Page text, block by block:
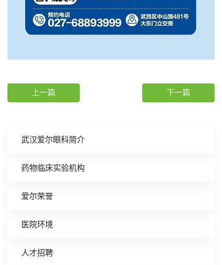
武汉爱尔眼科简介
药物临床实验机构
爱尔荣誉
医院环境
人才招聘
上一篇 下一篇